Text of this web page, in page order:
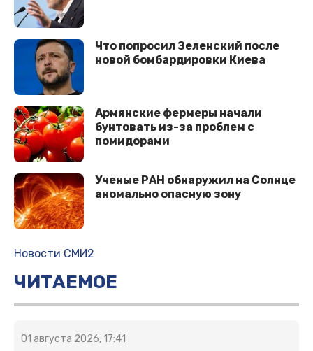
Что попросил Зеленский после
новой бомбардировки Киева
Армянские фермеры начали
бунтовать из-за проблем с
помидорами
Ученые РАН обнаружил на Солнце
аномально опасную зону
Новости СМИ2
ЧИТАЕМОЕ
01 августа 2026, 17:41